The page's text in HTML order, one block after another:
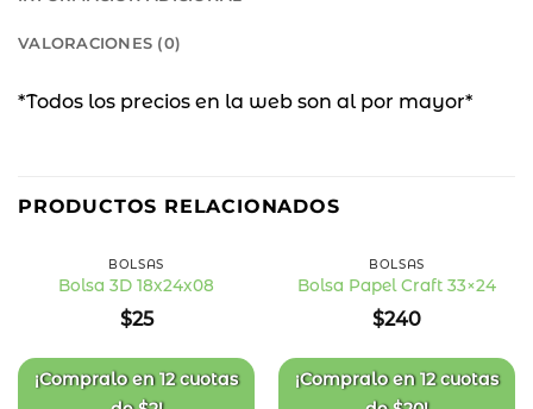
VALORACIONES (0)
*Todos los precios en la web son al por mayor*
PRODUCTOS RELACIONADOS
de
deseos
BOLSAS
Bolsa 3D 18x24x08
$25
¡Compralo en12 cuotas
de
deseos
BOLSAS
Bolsa Papel Craft 33×24
$240
¡Compralo en12 cuotas